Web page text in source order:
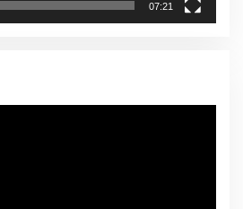
07:21